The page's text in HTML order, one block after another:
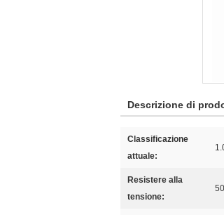
Descrizione di
Classificazione
attuale:
Resistere alla
tensione: